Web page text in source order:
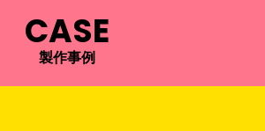
CASE
製作事例